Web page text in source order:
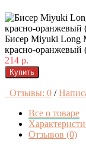
Бисер Miyuki Long
красно-оранжевый
214 р.
Купить
Отзывы: 0 /
Все о товаре
Отзывов (0)